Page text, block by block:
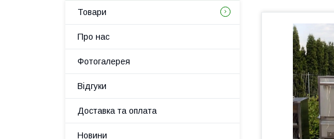
Товари
Про нас
Фотогалерея
Відгуки
Доставка та оплата
Новини